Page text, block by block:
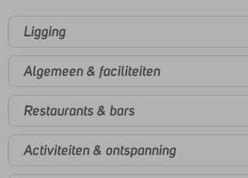
Ligging
Algemeen & faciliteiten
Restaurants & bars
Activiteiten & ontspanning